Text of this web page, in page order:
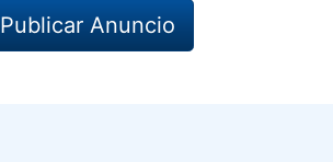
Publicar Anuncio